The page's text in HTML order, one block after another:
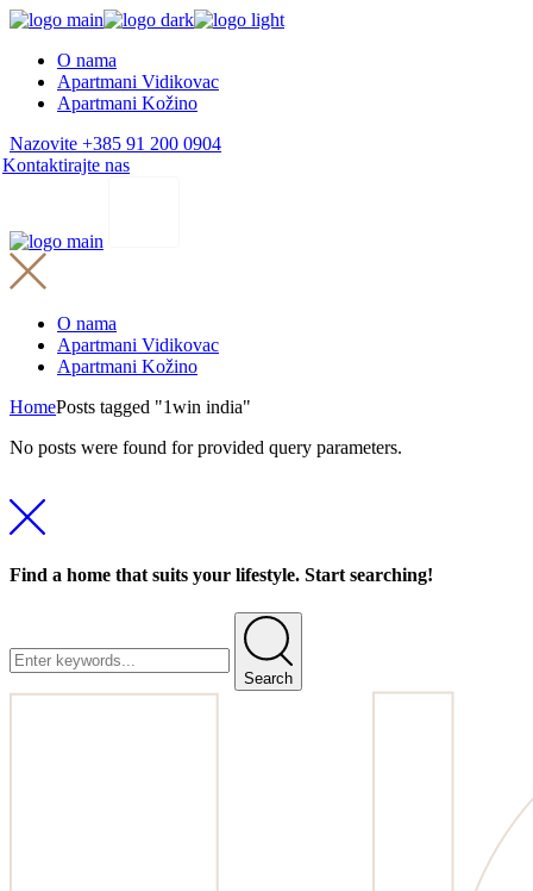
Skip
content
O nama
Apartmani Vidikovac
Apartmani Kožino
Nazovite +385 91 200 0904
Kontaktirajte nas
O nama
Apartmani Vidikovac
Apartmani Kožino
HomePosts tagged "1win india"
No posts were found for provided query parameters.
Find a home that suits your lifestyle. Start searching!
Search